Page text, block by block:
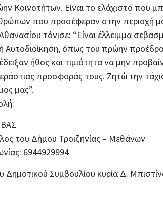
Κοινοτήτων. Είναι το ελάχιστο που
που προσέφεραν στην περιοχή
τόνισε: “Είναι έλλειμμα
Αυτοδιοίκηση, όπως του πρώην
ήθος και τιμιότητα να μην
προσφοράς τους. Ζητώ την
μας”.
του Δήμου Τροιζηνίας – Μεθάνων
6944929994
Συμβουλίου κυρία Δ.